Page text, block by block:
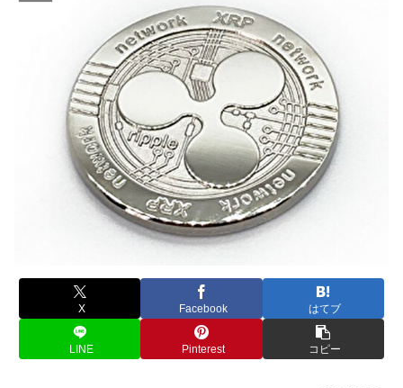
X Facebook はてブ
LINE Pinterest コピー